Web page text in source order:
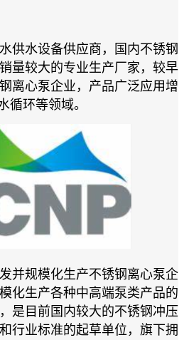
供水设备供应商，国内不锈钢
量较大的专业生产厂家，较早
离心泵企业，产品广泛应用增
循环等领域。
并规模化生产不锈钢离心泵企
化生产各种中高端泵类产品的
是目前国内较大的不锈钢冲压
行业标准的起草单位，旗下拥